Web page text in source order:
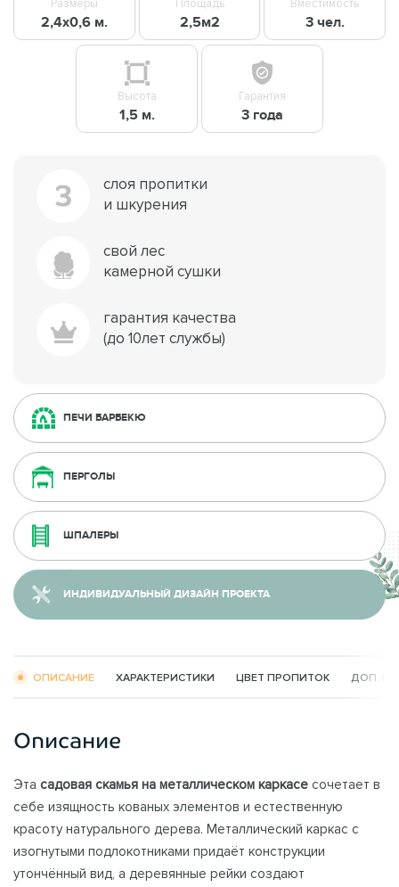
Размеры
2,4х0,6 м.
Площадь
2,5м2
Вместимость
3 чел.
Высота
1,5 м.
Гарантия
3 года
3
слоя пропитки
и шкурения
свой лес
камерной сушки
гарантия качества
(до 10лет службы)
ПЕЧИ БАРБЕКЮ
ПЕРГОЛЫ
ШПАЛЕРЫ
ИНДИВИДУАЛЬНЫЙ ДИЗАЙН ПРОЕКТА
ОПИСАНИЕ ХАРАКТЕРИСТИКИ ЦВЕТ ПРОПИТОК ДОП.
Описание
Эта садовая скамья на металлическом каркасе сочетает в
себе изящность кованых элементов и естественную
красоту натурального дерева. Металлический каркас с
изогнутыми подлокотниками придаёт конструкции
утончённый вид, а деревянные рейки создают